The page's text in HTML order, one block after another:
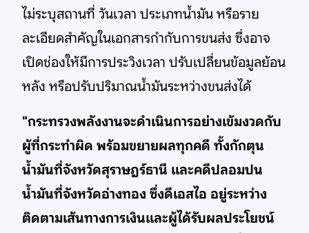
ไม่ระบุสถานที่ วันเวลา ประเภทน้ำมัน หรือราย
ละเอียดสำคัญในเอกสารกำกับการขนส่ง ซึ่งอาจ
เปิดช่องให้มีการประวิงเวลา ปรับเปลี่ยนข้อมูลย้อน
หลัง หรือปรับปริมาณน้ำมันระหว่างขนส่งได้
"กระทรวงพลังงานจะดำเนินการอย่างเข้มงวดกับ
ผู้ที่กระทำผิด พร้อมขยายผลทุกคดี ทั้งกักตุน
น้ำมันที่จังหวัดสุราษฎร์ธานี และคดีปลอมปน
น้ำมันที่จังหวัดอ่างทอง ซึ่งดีเอสไอ อยู่ระหว่าง
ติดตามเส้นทางการเงินและผู้ได้รับผลประโยชน์